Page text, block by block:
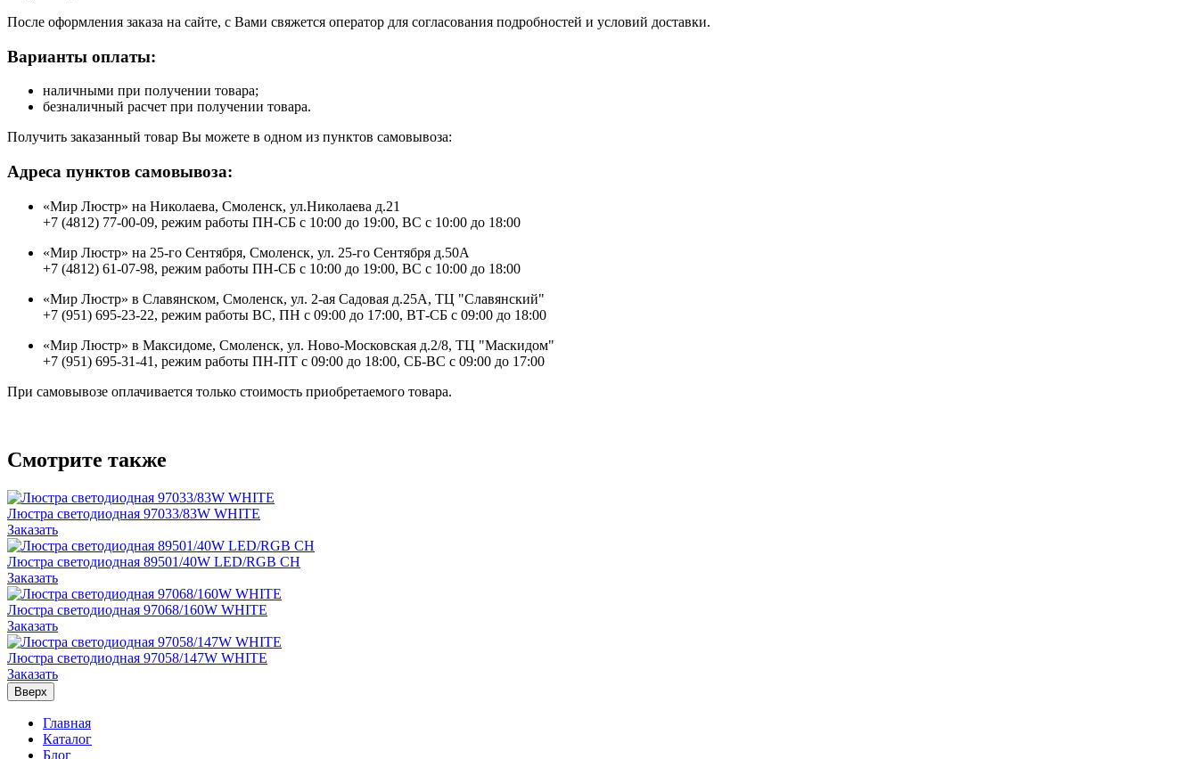
После оформления заказа на сайте, с Вами свяжется оператор для согласования подробностей и условий доставки.
Варианты оплаты:
наличными при получении товара;
безналичный расчет при получении товара.
Получить заказанный товар Вы можете в одном из пунктов самовывоза:
Адреса пунктов самовывоза:
«Мир Люстр» на Николаева, Смоленск, ул.Николаева д.21
+7 (4812) 77-00-09, режим работы ПН-СБ с 10:00 до 19:00, ВС с 10:00 до 18:00
«Мир Люстр» на 25-го Сентября, Смоленск, ул. 25-го Сентября д.50А
+7 (4812) 61-07-98, режим работы ПН-СБ с 10:00 до 19:00, ВС с 10:00 до 18:00
«Мир Люстр» в Славянском, Смоленск, ул. 2-ая Садовая д.25А, ТЦ "Славянский"
+7 (951) 695-23-22, режим работы ВС, ПН с 09:00 до 17:00, ВТ-СБ с 09:00 до 18:00
«Мир Люстр» в Максидоме, Смоленск, ул. Ново-Московская д.2/8, ТЦ "Маскидом"
+7 (951) 695-31-41, режим работы ПН-ПТ с 09:00 до 18:00, СБ-ВС с 09:00 до 17:00
При самовывозе оплачивается только стоимость приобретаемого товара.
Смотрите также
Люстра светодиодная 97033/83W WHITE
Заказать
Люстра светодиодная 89501/40W LED/RGB CH
Заказать
Люстра светодиодная 97068/160W WHITE
Заказать
Люстра светодиодная 97058/147W WHITE
Заказать
Вверх
Главная
Каталог
Блог